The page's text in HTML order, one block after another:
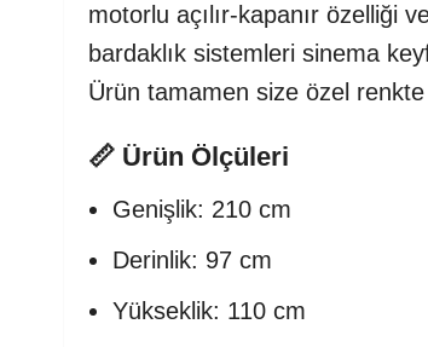
motorlu açılır-kapanır özelliği
bardaklık sistemleri sinema
Ürün tamamen size özel
📏 Ürün Ölçüleri
Genişlik: 210 cm
Derinlik: 97 cm
Yükseklik: 110 cm